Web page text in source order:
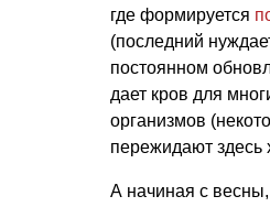
где формируется
(последний
постоянном
дает кров для
организмов
пережидают здесь
А начиная с весны,